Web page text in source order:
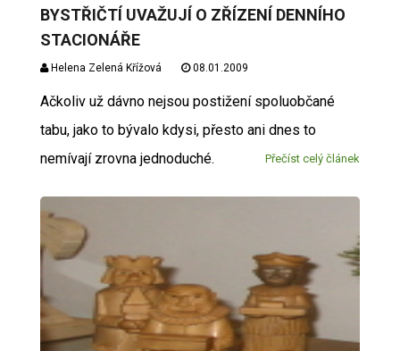
BYSTŘIČTÍ UVAŽUJÍ O ZŘÍZENÍ DENNÍHO
STACIONÁŘE
Helena Zelená Křížová 08.01.2009
Ačkoliv už dávno nejsou postižení spoluobčané
tabu, jako to bývalo kdysi, přesto ani dnes to
nemívají zrovna jednoduché.
Přečíst celý článek